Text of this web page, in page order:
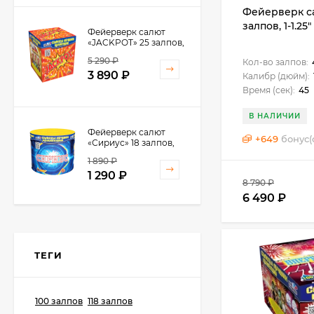
Фейерверк
залпов, 1-
Кол-во залпов:
Калибр (дюйм):
Время (сек): 45
В НАЛИЧИИ
+649
8 790₽
6 490 ₽
Фейерверк салют
«JACKPOT» 25 залпов,
5 290₽
3 890 ₽
Фейерверк салют
«Сириус» 18 залпов,
1 890₽
1 290 ₽
ТЕГИ
100 залпов 118 залпов